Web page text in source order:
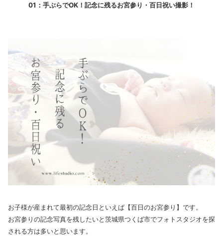
01：手ぶらでOK！記念に残るお宮参り・百日祝い撮影！
お子様が産まれて最初の記念日といえば【百日のお宮参り】です。
お宮参りの記念写真を残したいと茨城県つくば市でフォトスタジオを探
される方は多いと思います。